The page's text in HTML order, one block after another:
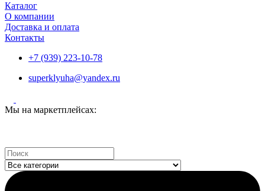
Каталог
О компании
Доставка и оплата
Контакты
+7 (939) 223-10-78
superklyuha@yandex.ru
Мы на маркетплейсах:
Search
...